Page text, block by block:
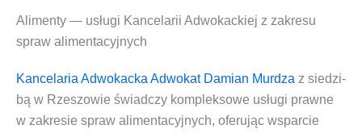
Alimenty — usługi Kancelarii Adwokackiej z zakresu
spraw alimentacyjnych
Kan­ce­la­ria Adwo­kac­ka Adwo­kat Damian Mur­dza z sie­dzi­
bą w Rze­szo­wie świad­czy kom­plek­so­we usłu­gi praw­ne
w zakre­sie spraw ali­men­ta­cyj­nych, ofe­ru­jąc wspar­cie